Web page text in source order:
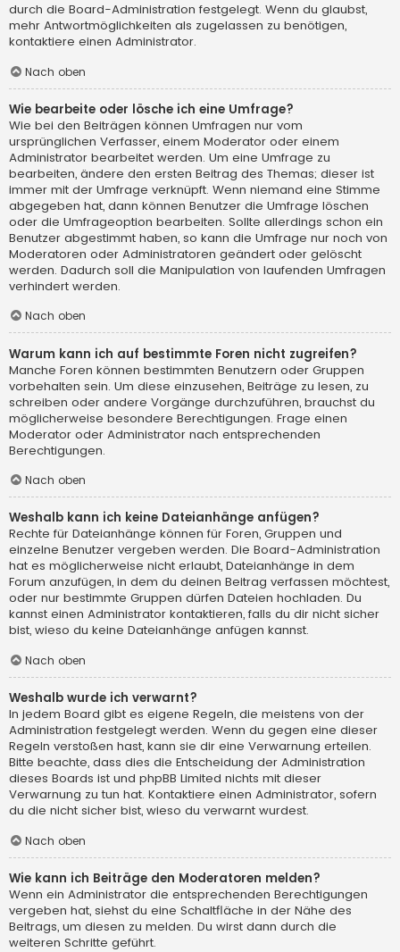
durch die Board-Administration festgelegt. Wenn du glaubst,
mehr Antwortmöglichkeiten als zugelassen zu benötigen,
kontaktiere einen Administrator.
Nach oben
Wie bearbeite oder lösche ich eine Umfrage?
Wie bei den Beiträgen können Umfragen nur vom
ursprünglichen Verfasser, einem Moderator oder einem
Administrator bearbeitet werden. Um eine Umfrage zu
bearbeiten, ändere den ersten Beitrag des Themas; dieser ist
immer mit der Umfrage verknüpft. Wenn niemand eine Stimme
abgegeben hat, dann können Benutzer die Umfrage löschen
oder die Umfrageoption bearbeiten. Sollte allerdings schon ein
Benutzer abgestimmt haben, so kann die Umfrage nur noch von
Moderatoren oder Administratoren geändert oder gelöscht
werden. Dadurch soll die Manipulation von laufenden Umfragen
verhindert werden.
Nach oben
Warum kann ich auf bestimmte Foren nicht zugreifen?
Manche Foren können bestimmten Benutzern oder Gruppen
vorbehalten sein. Um diese einzusehen, Beiträge zu lesen, zu
schreiben oder andere Vorgänge durchzuführen, brauchst du
möglicherweise besondere Berechtigungen. Frage einen
Moderator oder Administrator nach entsprechenden
Berechtigungen.
Nach oben
Weshalb kann ich keine Dateianhänge anfügen?
Rechte für Dateianhänge können für Foren, Gruppen und
einzelne Benutzer vergeben werden. Die Board-Administration
hat es möglicherweise nicht erlaubt, Dateianhänge in dem
Forum anzufügen, in dem du deinen Beitrag verfassen möchtest,
oder nur bestimmte Gruppen dürfen Dateien hochladen. Du
kannst einen Administrator kontaktieren, falls du dir nicht sicher
bist, wieso du keine Dateianhänge anfügen kannst.
Nach oben
Weshalb wurde ich verwarnt?
In jedem Board gibt es eigene Regeln, die meistens von der
Administration festgelegt werden. Wenn du gegen eine dieser
Regeln verstoßen hast, kann sie dir eine Verwarnung erteilen.
Bitte beachte, dass dies die Entscheidung der Administration
dieses Boards ist und phpBB Limited nichts mit dieser
Verwarnung zu tun hat. Kontaktiere einen Administrator, sofern
du die nicht sicher bist, wieso du verwarnt wurdest.
Nach oben
Wie kann ich Beiträge den Moderatoren melden?
Wenn ein Administrator die entsprechenden Berechtigungen
vergeben hat, siehst du eine Schaltfläche in der Nähe des
Beitrags, um diesen zu melden. Du wirst dann durch die
weiteren Schritte geführt.